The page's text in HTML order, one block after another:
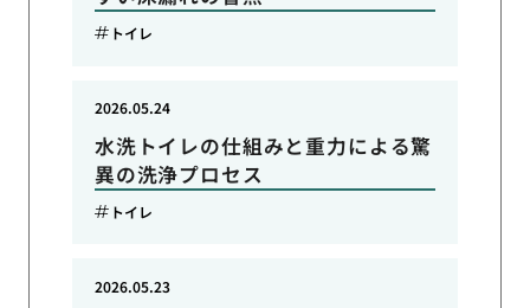
トイレ
水洗トイレの仕組みと重力による驚
異の洗浄プロセス
2026.05.24
トイレ
2026.05.23